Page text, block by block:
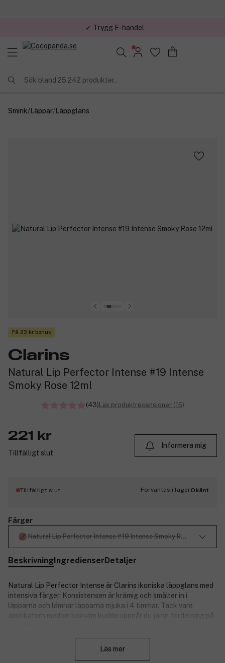
✓ Trygg E-handel
Sök bland 25.242 produkter..
Smink/Läppar/Läppglans
Få 23 kr bonus
Clarins
Natural Lip Perfector Intense #19 Intense
Smoky Rose 12ml
(43)Läs produktrecensioner (15)
221 kr
Tillfälligt slut
Informera mig
Tillfälligt slut Förväntas i lagerOkänt
Färger
Natural Lip Perfector Intense #19 Intense Smoky Rose 12ml
BeskrivningIngredienserDetaljer
Natural Lip Perfector Intense är Clarins ikoniska läppglans med
intensiva färger. Konsistensen är krämig och smälter in i
läpparna och lämnar läpparna mjuka i 4 timmar. Tack vare
applikatorn med en bekväm kudde uppnår du jämn fördelning på
Läs mer